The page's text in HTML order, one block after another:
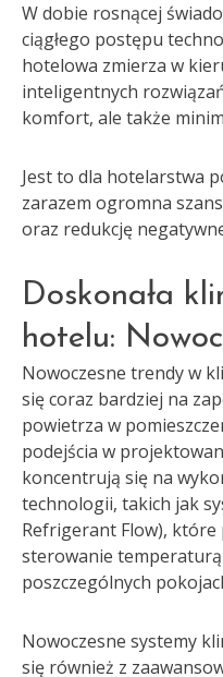
W dobie rosnącej
ciągłego postępu
hotelowa zmierza w
inteligentnych
komfort, ale także
Jest to dla hotelarstwa
zarazem ogromna
oraz redukcję
Doskonała
hotelu:
Nowoczesne trendy w
się coraz bardziej na
powietrza w
podejścia w
koncentrują się na
technologii, takich jak
Refrigerant Flow), które
sterowanie
poszczególnych
Nowoczesne systemy
się również z